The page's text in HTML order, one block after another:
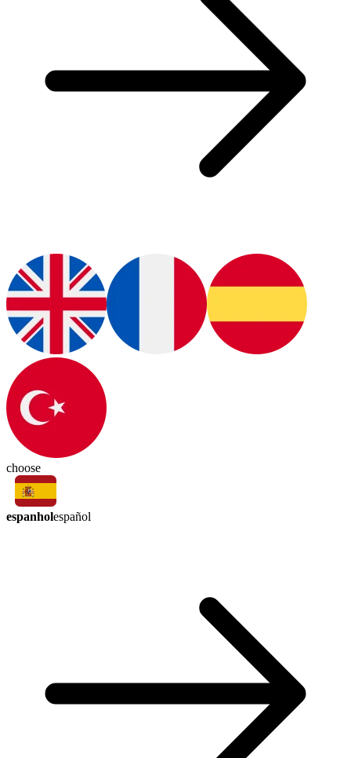
choose
espanholespañol